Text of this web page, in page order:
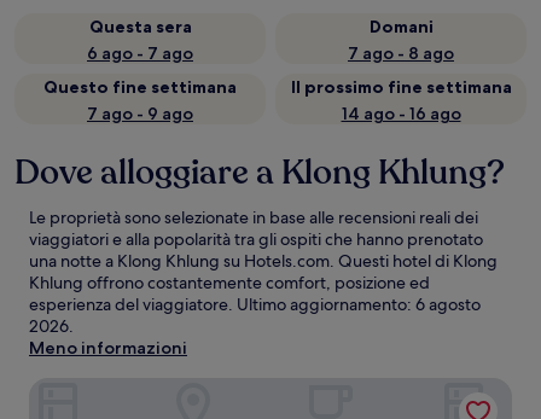
Questa sera
6 ago - 7 ago
Domani
7 ago - 8 ago
Questo fine settimana
7 ago - 9 ago
Il prossimo fine settimana
14 ago - 16 ago
Dove alloggiare a Klong Khlung?
Le proprietà sono selezionate in base alle recensioni reali dei
viaggiatori e alla popolarità tra gli ospiti che hanno prenotato
una notte a Klong Khlung su Hotels.com. Questi hotel di Klong
Khlung offrono costantemente comfort, posizione ed
esperienza del viaggiatore. Ultimo aggiornamento: 6 agosto
2026.
Meno informazioni